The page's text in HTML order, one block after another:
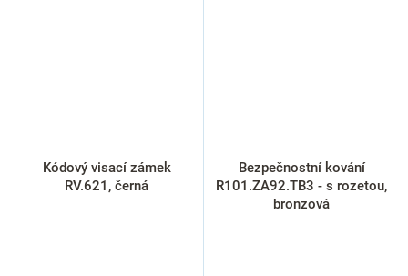
Kódový visací zámek
RV.621, černá
Bezpečnostní kování
R101.ZA92.TB3 - s rozetou,
bronzová